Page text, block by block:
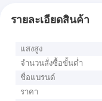
รายละเอียดสินค้า
แสงสูง
จำนวนสั่งซื้อขั้นต่ำ
ชื่อแบรนด์
ราคา